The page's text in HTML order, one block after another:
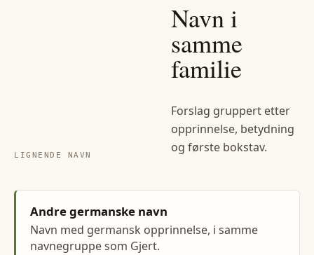
LIGNENDE NAVN
Navn i
samme
familie
Forslag gruppert etter
opprinnelse, betydning
og første bokstav.
Andre germanske navn
Navn med germansk opprinnelse, i samme
navnegruppe som Gjert.